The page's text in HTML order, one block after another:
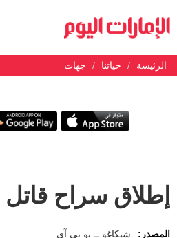
الرئيسة حياتنا جهات
إطلاق سراح قاتل
المصدر: شيكاغو ــ يو.بي.آي